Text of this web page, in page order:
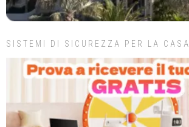
SISTEMI DI SICUREZZA PER LA CASA